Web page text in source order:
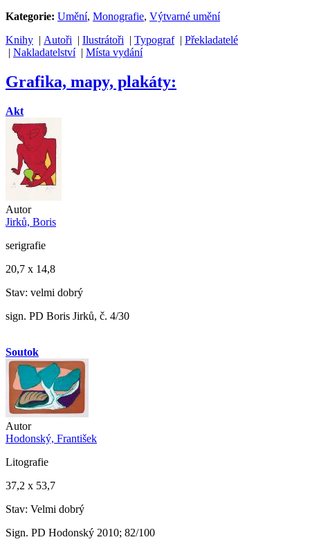
Kategorie: Umění, Monografie, Výtvarné umění
Knihy | Autoři | Ilustrátoři | Typograf| Překladatelé
| Nakladatelství| Místa vydání
Grafika, mapy, plakáty:
Akt
Autor
Jirků, Boris
serigrafie
20,7 x 14,8
Stav: velmi dobrý
sign. PD Boris Jirků, č. 4/30
Soutok
Autor
Hodonský, František
Litografie
37,2 x 53,7
Stav: Velmi dobrý
Sign. PD Hodonský 2010; 82/100